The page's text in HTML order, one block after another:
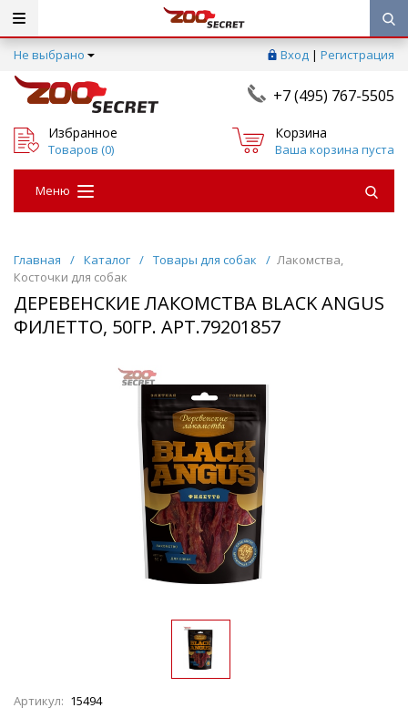
Не выбрано Вход | Регистрация
+7 (495) 767-5505
Избранное
Товаров (0)
Корзина
Ваша корзина пуста
Меню
Главная / Каталог / Товары для собак / Лакомства,
Косточки для собак
ДЕРЕВЕНСКИЕ ЛАКОМСТВА BLACK ANGUS
ФИЛЕТТО, 50ГР. АРТ.79201857
Артикул: 15494